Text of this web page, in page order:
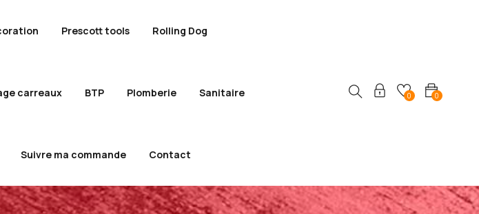
Prescott tools Rolling Dog
carreaux BTP Plomberie Sanitaire
Suivre ma commande Contact
0
0